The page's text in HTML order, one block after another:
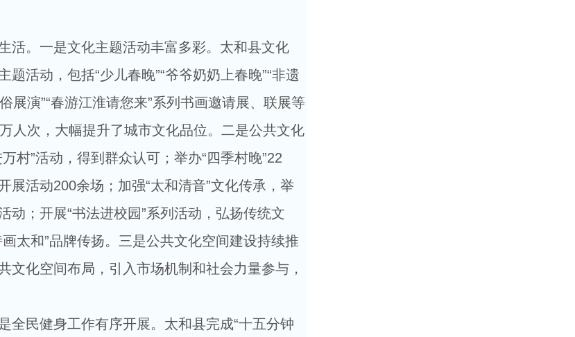
活。一是文化主题活动丰富多彩。太和县文化
活动，包括“少儿春晚”“爷爷奶奶上春晚”“非遗
展演”“春游江淮请您来”系列书画邀请展、联展等
人次，大幅提升了城市文化品位。二是公共文化
村”活动，得到群众认可；举办“四季村晚”22
展活动200余场；加强“太和清音”文化传承，举
动；开展“书法进校园”系列活动，弘扬传统文
太和”品牌传扬。三是公共文化空间建设持续推
文化空间布局，引入市场机制和社会力量参与，
全民健身工作有序开展。太和县完成“十五分钟